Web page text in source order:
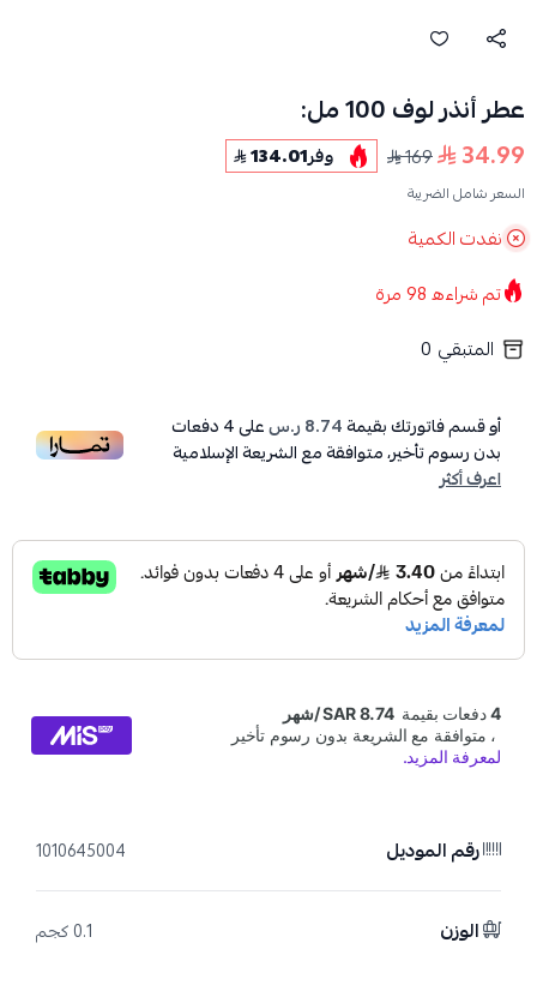
عطر أنذر لوف 100 مل:
34.99
169 وفر134.01
السعر شامل الضريبة
نفدت الكمية
تم شراءه98مرة
المتبقي 0
أو قسم فاتورتك بقيمة8.74 ر.س على4دفعات
بدون رسوم تأخير، متوافقة مع الشريعة الإسلامية
اعرف أكثر
رقم الموديل 1010645004
الوزن 0.1 كجم